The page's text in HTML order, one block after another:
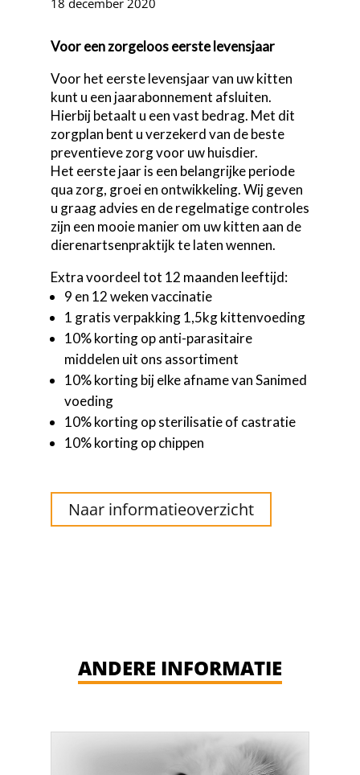
18 december 2020
Voor een zorgeloos eerste levensjaar
Voor het eerste levensjaar van uw kitten
kunt u een jaarabonnement afsluiten.
Hierbij betaalt u een vast bedrag. Met dit
zorgplan bent u verzekerd van de beste
preventieve zorg voor uw huisdier.
Het eerste jaar is een belangrijke periode
qua zorg, groei en ontwikkeling. Wij geven
u graag advies en de regelmatige controles
zijn een mooie manier om uw kitten aan de
dierenartsenpraktijk te laten wennen.
Extra voordeel tot 12 maanden leeftijd:
9 en 12 weken vaccinatie
1 gratis verpakking 1,5kg kittenvoeding
10% korting op anti-parasitaire
middelen uit ons assortiment
10% korting bij elke afname van Sanimed
voeding
10% korting op sterilisatie of castratie
10% korting op chippen
Naar informatieoverzicht
ANDERE INFORMATIE